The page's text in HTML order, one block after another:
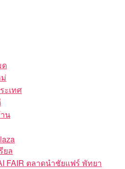
ด
ะเทศ
น
ยล
FAIR ตลาดนำชัยแฟร์ พัทยา